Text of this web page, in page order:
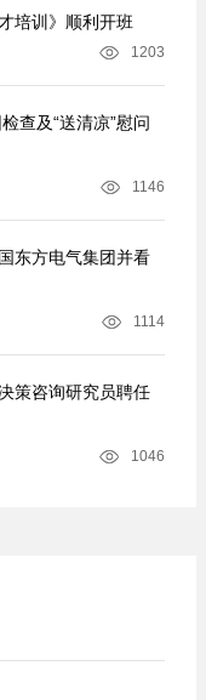
培训》顺利开班
1203
查及“送清凉”慰问
1146
东方电气集团并看
1114
策咨询研究员聘任
1046